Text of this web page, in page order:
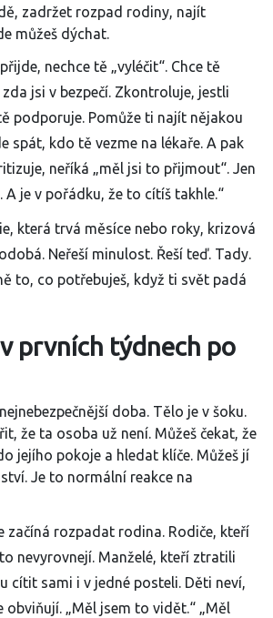
zadržet rozpad rodiny, najít
můžeš dýchat.
nechce tě „vyléčit“. Chce tě
jsi v bezpečí. Zkontroluje, jestli
podporuje. Pomůže ti najít nějakou
spát, kdo tě vezme na lékaře. A pak
neříká „měl jsi to přijmout“. Jen
A je v pořádku, že to cítíš takhle.“
která trvá měsíce nebo roky, krizová
Neřeší minulost. Řeší teď. Tady.
to, co potřebuješ, když ti svět padá
prvních týdnech po
doba. Tělo je v šoku.
že ta osoba už není. Můžeš čekat, že
jejího pokoje a hledat klíče. Můžeš jí
Je to normální reakce na
začíná rozpadat rodina. Rodiče, kteří
nevyrovnejí. Manželé, kteří ztratili
cítit sami i v jedné posteli. Děti neví,
obviňují. „Měl jsem to vidět.“ „Měl